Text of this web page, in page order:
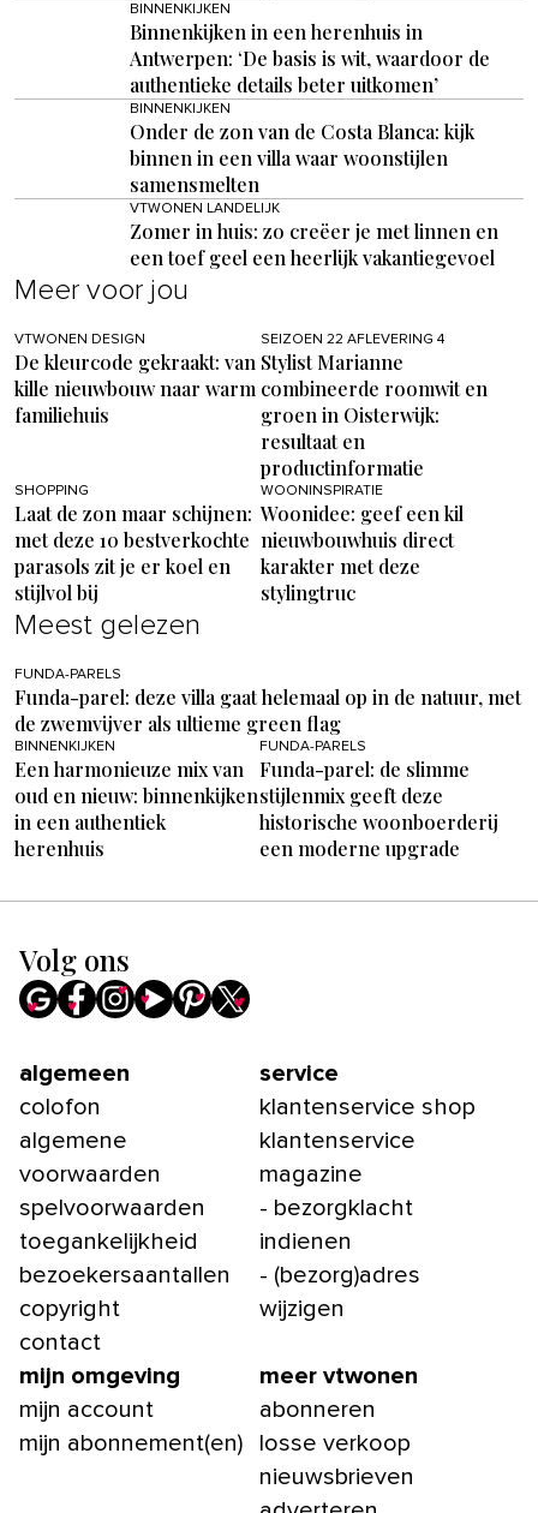
BINNENKIJKEN
Binnenkijken in een herenhuis in
Antwerpen: ‘De basis is wit, waardoor de
authentieke details beter uitkomen’
BINNENKIJKEN
Onder de zon van de Costa Blanca: kijk
binnen in een villa waar woonstijlen
samensmelten
VTWONEN LANDELIJK
Zomer in huis: zo creëer je met linnen en
een toef geel een heerlijk vakantiegevoel
Meer voor jou
VTWONEN DESIGN
De kleurcode gekraakt: van
kille nieuwbouw naar warm
familiehuis
SEIZOEN 22 AFLEVERING 4
Stylist Marianne
combineerde roomwit en
groen in Oisterwijk:
resultaat en
productinformatie
SHOPPING
Laat de zon maar schijnen:
met deze 10 bestverkochte
parasols zit je er koel en
stijlvol bij
WOONINSPIRATIE
Woonidee: geef een kil
nieuwbouwhuis direct
karakter met deze
stylingtruc
Meest gelezen
FUNDA-PARELS
Funda-parel: deze villa gaat helemaal op in de natuur, met
de zwemvijver als ultieme green flag
BINNENKIJKEN
Een harmonieuze mix van
oud en nieuw: binnenkijken
in een authentiek
herenhuis
FUNDA-PARELS
Funda-parel: de slimme
stijlenmix geeft deze
historische woonboerderij
een moderne upgrade
Volg ons
algemeen
colofon
algemene
voorwaarden
spelvoorwaarden
toegankelijkheid
bezoekersaantallen
copyright
contact
service
klantenservice shop
klantenservice
magazine
- bezorgklacht
indienen
- (bezorg)adres
wijzigen
mijn omgeving
mijn account
mijn abonnement(en)
meer vtwonen
abonneren
losse verkoop
nieuwsbrieven